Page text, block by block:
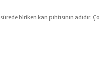
biriken kan pıhtısının